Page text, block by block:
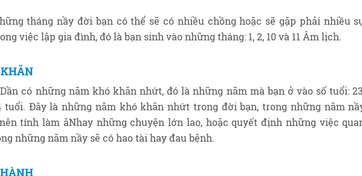
tháng nầy đời bạn có thể sẽ có nhiều chồng hoặc sẽ gặp phải nhiều
việc lập gia đình, đó là bạn sinh vào những tháng: 1, 2, 10 và 11 Âm lịch.
có những năm khó khăn nhứt, đó là những năm mà bạn ở vào số tuổi:
tuổi. Đây là những năm khó khăn nhứt trong đời bạn, trong những năm
tính làm ăNhay những chuyện lớn lao, hoặc quyết định những việc
những năm nầy sẽ có hao tài hay đau bệnh.